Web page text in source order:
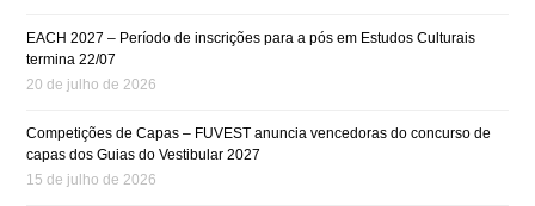
EACH 2027 – Período de inscrições para a pós em Estudos Culturais
termina 22/07
20 de julho de 2026
Competições de Capas – FUVEST anuncia vencedoras do concurso de
capas dos Guias do Vestibular 2027
15 de julho de 2026